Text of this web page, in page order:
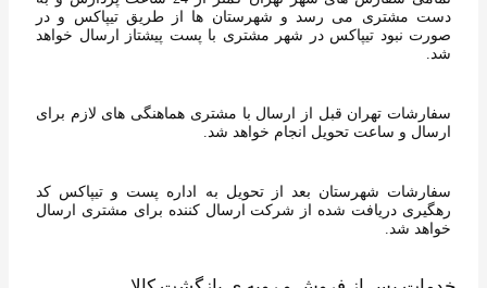
دست مشتری می رسد و شهرستان ها از طریق تیپاکس و در
صورت نبود تیپاکس در شهر مشتری با پست پیشتاز ارسال خواهد
شد.
سفارشات تهران قبل از ارسال با مشتری هماهنگی های لازم برای
ارسال و ساعت تحویل انجام خواهد شد.
سفارشات شهرستان بعد از تحویل به اداره پست و تیپاکس کد
رهگیری دریافت شده از شرکت ارسال کننده برای مشتری ارسال
خواهد شد.